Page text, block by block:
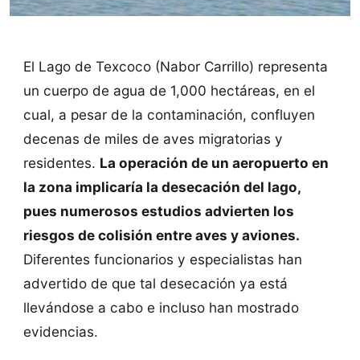
El Lago de Texcoco (Nabor Carrillo) representa
un cuerpo de agua de 1,000 hectáreas, en el
cual, a pesar de la contaminación, confluyen
decenas de miles de aves migratorias y
residentes. La operación de un aeropuerto en
la zona implicaría la desecación del lago,
pues numerosos estudios advierten los
riesgos de colisión entre aves y aviones.
Diferentes funcionarios y especialistas han
advertido de que tal desecación ya está
llevándose a cabo e incluso han mostrado
evidencias.